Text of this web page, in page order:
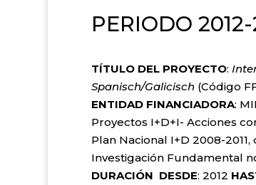
PERIODO 2012-
TÍTULO DEL PROYECTO:
Spanisch/Galicisch (Código
ENTIDAD FINANCIADORA:
Proyectos I+D+I- Acciones
Plan Nacional I+D 2008-
Investigación Fundamental
DURACIÓN DESDE: 2012